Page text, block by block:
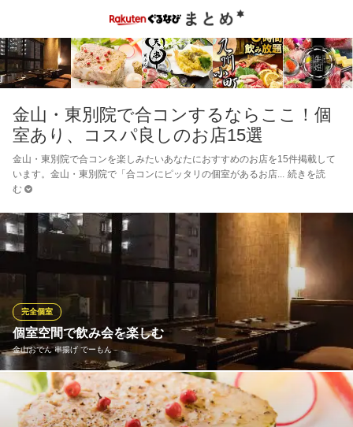
金山・東別院で合コンするならここ！個
室あり、コスパ良しのお店15選
金山・東別院で合コンを楽しみたいあなたにおすすめのお店を15件掲載して
います。金山・東別院で「合コンにピッタリの個室があるお店
続きを読
む
個室空間で飲み会を楽しむ
金山おでん 串揚げ でーもん
完全個室
少人数から14名様までご利用いただける掘りごたつ個室をご用意
しております。靴を脱いでゆっくりお寛ぎ頂け、周りを気にする